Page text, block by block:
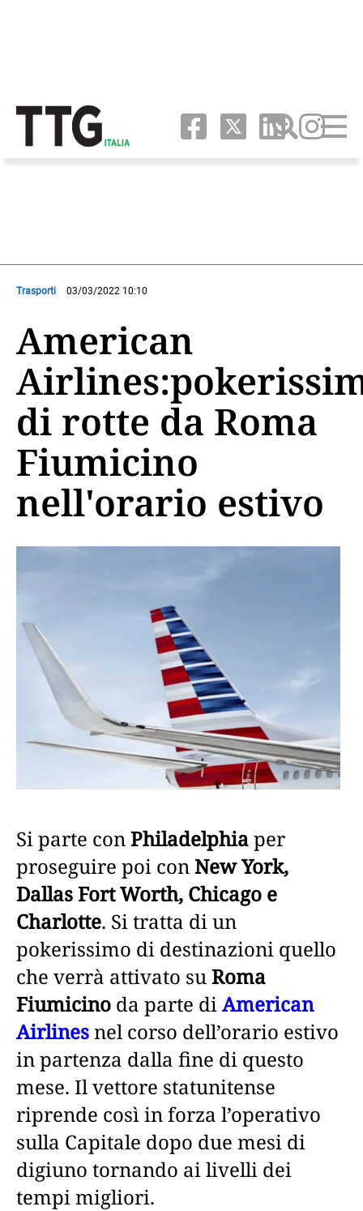
Trasporti 03/03/2022 10:10
American
di rotte da Roma
Fiumicino
nell'orario estivo
Si parte conPhiladelphiaper
proseguire poi conNew York,
Dallas Fort Worth, Chicago e
Charlotte. Si tratta di un
pokerissimo di destinazioni quello
che verrà attivato suRoma
Fiumicino da parte diAmerican
Airlinesnel corso dell’orario estivo
in partenza dalla fine di questo
mese. Il vettore statunitense
riprende così in forza l’operativo
sulla Capitale dopo due mesi di
digiuno tornando ai livelli dei
tempi migliori.